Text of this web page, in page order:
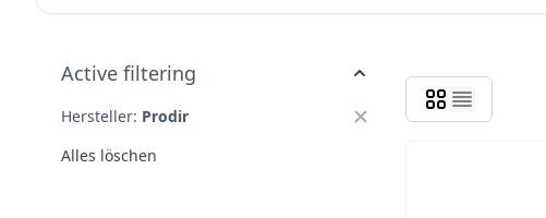
Active filtering
Hersteller: Prodir
Alles löschen